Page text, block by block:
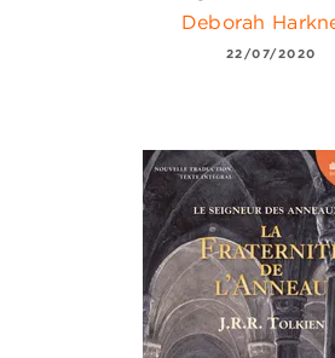
Deborah
22/07/2020